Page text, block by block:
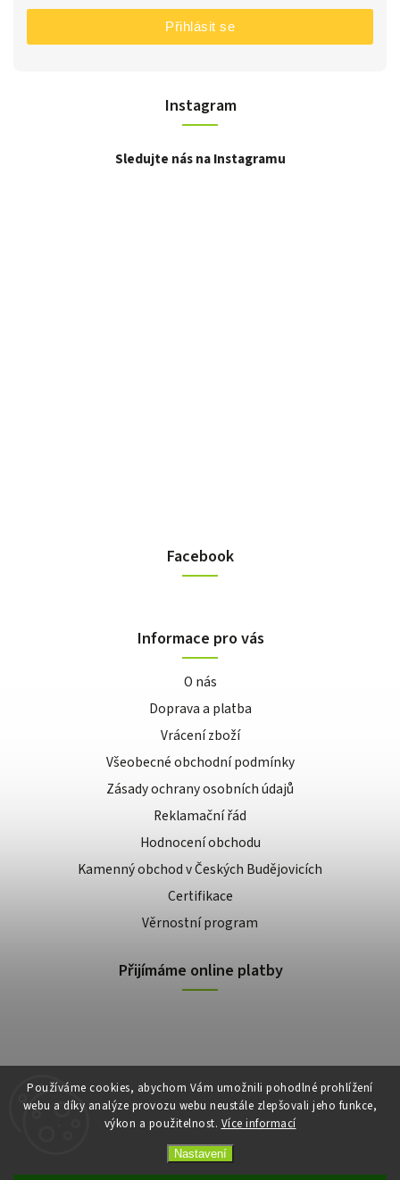
Používáme cookies, abychom Vám umožnili pohodlné prohlížení
webu a díky analýze provozu webu neustále zlepšovali jeho funkce,
výkon a použitelnost. Více informací
Nastavení
Instagram
Sledujte nás na Instagramu
Přihlásit se
Facebook
Informace pro vás
O nás
Doprava a platba
Vrácení zboží
Všeobecné obchodní podmínky
Zásady ochrany osobních údajů
Reklamační řád
Hodnocení obchodu
Kamenný obchod v Českých Budějovicích
Certifikace
Věrnostní program
Přijímáme online platby
Copyright 2026E-shop Slunečnice. Všechna práva vyhrazena.
VytvořilShoptet| Design